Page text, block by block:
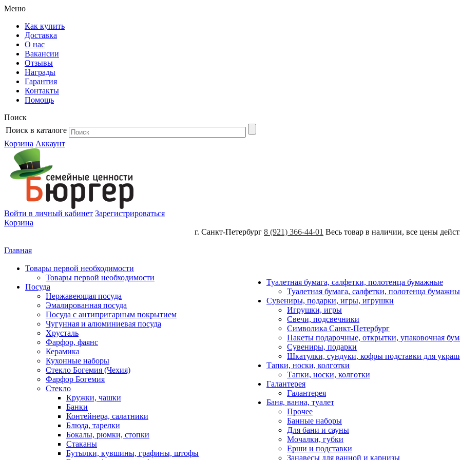
Меню
Как купить
Доставка
О нас
Вакансии
Отзывы
Награды
Гарантия
Контакты
Помощь
Поиск
Поиск в каталоге
Корзина Аккаунт
Войти в личный кабинет Зарегистрироваться
Корзина
г. Санкт-Петербург 8 (921) 366-44-01 Весь товар в наличии, все цены
Главная
Товары первой необходимости
Товары первой необходимости
Посуда
Нержавеющая посуда
Эмалированная посуда
Посуда с антипригарным покрытием
Чугунная и алюминиевая посуда
Хрусталь
Фарфор, фаянс
Керамика
Кухонные наборы
Стекло Богемия (Чехия)
Фарфор Богемия
Стекло
Кружки, чашки
Банки
Контейнера, салатники
Блюда, тарелки
Бокалы, рюмки, стопки
Стаканы
Бутылки, кувшины, графины, штофы
Туалетная бумага, салфетки, полотенца бумажные
Туалетная бумага, салфетки, полотенца
Сувениры, подарки, игры, игрушки
Игрушки, игры
Свечи, подсвечники
Символика Санкт-Петербург
Пакеты подарочные, открытки, упаковочная
Сувениры, подарки
Шкатулки, сундуки, кофры подставки для
Тапки, носки, колготки
Тапки, носки, колготки
Галантерея
Галантерея
Баня, ванна, туалет
Прочее
Банные наборы
Для бани и сауны
Мочалки, губки
Ерши и подставки
Занавесы для ванной и карнизы